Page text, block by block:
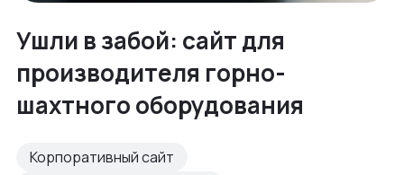
Ушли в забой: сайт для
производителя горно-
шахтного оборудования
Корпоративный сайт